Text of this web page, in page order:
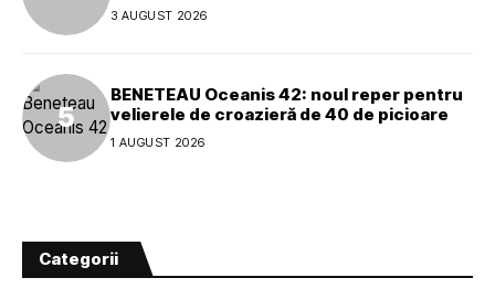
3 AUGUST 2026
BENETEAU Oceanis 42: noul reper pentru
velierele de croazieră de 40 de picioare
1 AUGUST 2026
Categorii